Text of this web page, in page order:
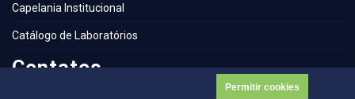
Permitir cookies
Capelania Institucional
Catálogo de Laboratórios
Contatos